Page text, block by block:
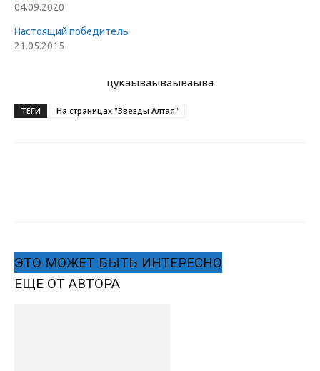
04.09.2020
Настоящий победитель
21.05.2015
цукаываываываыва
ТЕГИ На страницах "Звезды Алтая"
ЭТО МОЖЕТ БЫТЬ ИНТЕРЕСНО
ЕЩЕ ОТ АВТОРА